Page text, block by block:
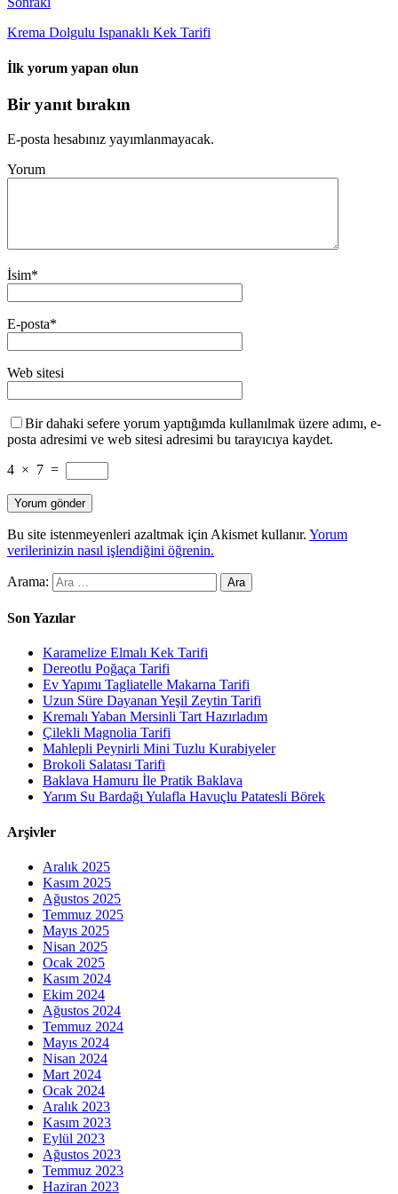
Krema Dolgulu Ispanaklı Kek Tarifi
İlk yorum yapan olun
Bir yanıt bırakın
E-posta hesabınız yayımlanmayacak.
Yorum
İsim*
E-posta*
Web sitesi
Bir dahaki sefere yorum yaptığımda kullanılmak üzere adımı, e-
posta adresimi ve web sitesi adresimi bu tarayıcıya kaydet.
4 × 7 =
Bu site istenmeyenleri azaltmak için Akismet kullanır. Yorum
verilerinizin nasıl işlendiğini öğrenin.
Arama:
Son Yazılar
Karamelize Elmalı Kek Tarifi
Dereotlu Poğaça Tarifi
Ev Yapımı Tagliatelle Makarna Tarifi
Uzun Süre Dayanan Yeşil Zeytin Tarifi
Kremalı Yaban Mersinli Tart Hazırladım
Çilekli Magnolia Tarifi
Mahlepli Peynirli Mini Tuzlu Kurabiyeler
Brokoli Salatası Tarifi
Baklava Hamuru İle Pratik Baklava
Yarım Su Bardağı Yulafla Havuçlu Patatesli Börek
Arşivler
Aralık 2025
Kasım 2025
Ağustos 2025
Temmuz 2025
Mayıs 2025
Nisan 2025
Ocak 2025
Kasım 2024
Ekim 2024
Ağustos 2024
Temmuz 2024
Mayıs 2024
Nisan 2024
Mart 2024
Ocak 2024
Aralık 2023
Kasım 2023
Eylül 2023
Ağustos 2023
Temmuz 2023
Haziran 2023